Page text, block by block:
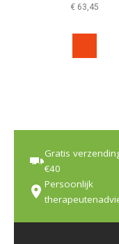
€ 63,45
Gratis
€40
Persoonlijk